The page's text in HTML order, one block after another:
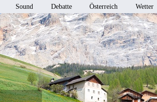
Sound Debatte Österreich Wetter